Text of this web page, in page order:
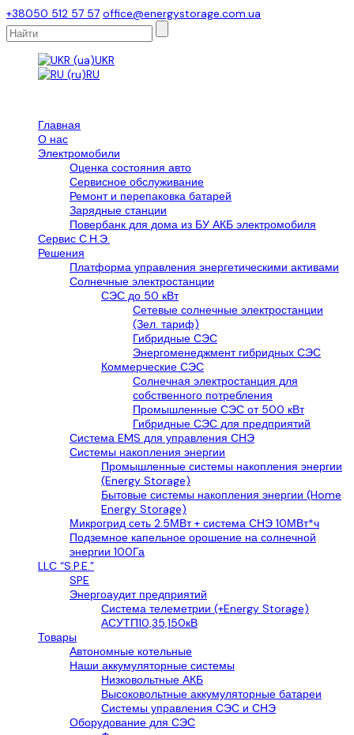
+38050 512 57 57 office@energystorage.com.ua
UKR
RU
Главная
О нас
Электромобили
Оценка состояния авто
Сервисное обслуживание
Ремонт и перепаковка батарей
Зарядные станции
Повербанк для дома из БУ АКБ электромобиля
Сервис С.Н.Э.
Решения
Платформа управления энергетическими активами
Солнечные электростанции
СЭС до 50 кВт
Сетевые солнечные электростанции
(Зел. тариф)
Гибридные СЭС
Энергоменеджмент гибридных СЭС
Коммерческие СЭС
Солнечная электростанция для
собственного потребления
Промышленные СЭС от 500 кВт
Гибридные СЭС для предприятий
Система EMS для управления СНЭ
Системы накопления энергии
Промышленные системы накопления энергии
(Energy Storage)
Бытовые системы накопления энергии (Home
Energy Storage)
Микрогрид сеть 2.5МВт + система СНЭ 10МВт*ч
Подземное капельное орошение на солнечной
энергии 100Га
LLС “S.P.E.”
SPE
Энергоаудит предприятий
Система телеметрии (+Energy Storage)
АСУТП10,35,150кВ
Товары
Автономные котельные
Наши аккумуляторные системы
Низковольтные АКБ
Высоковольтные аккумуляторные батареи
Системы управления СЭС и СНЭ
Оборудование для СЭС